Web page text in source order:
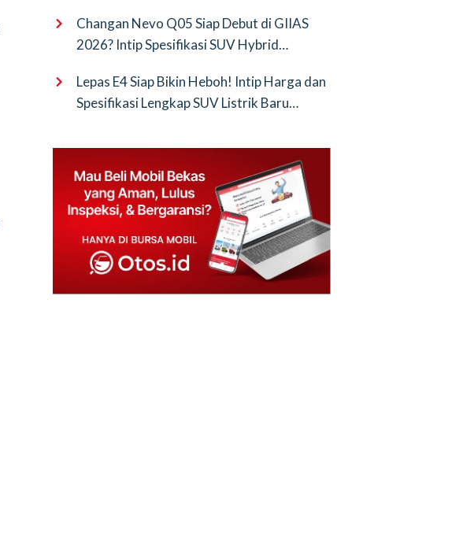
Changan Nevo Q05 Siap Debut di GIIAS
2026? Intip Spesifikasi SUV Hybrid
Lepas E4 Siap Bikin Heboh! Intip Harga dan
Spesifikasi Lengkap SUV Listrik Baru